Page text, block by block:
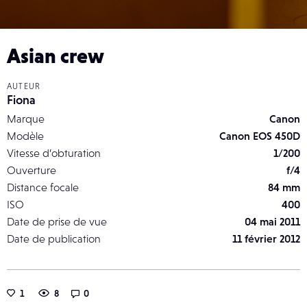
Asian crew
AUTEUR
Fiona
Marque
Canon
Modèle
Canon EOS 450D
Vitesse d’obturation
1/200
Ouverture
f/4
Distance focale
84 mm
ISO
400
Date de prise de vue
04 mai 2011
Date de publication
11 février 2012
1 8 0